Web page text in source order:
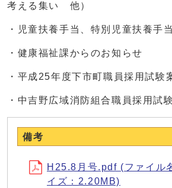
考える集い 他）
・児童扶養手当、特別児童扶養手当
・健康福祉課からのお知らせ
・平成25年度下市町職員採用試験
・中吉野広域消防組合職員採用試
備考
H25.8月号.pdf (ファイル
イズ：2.20MB)